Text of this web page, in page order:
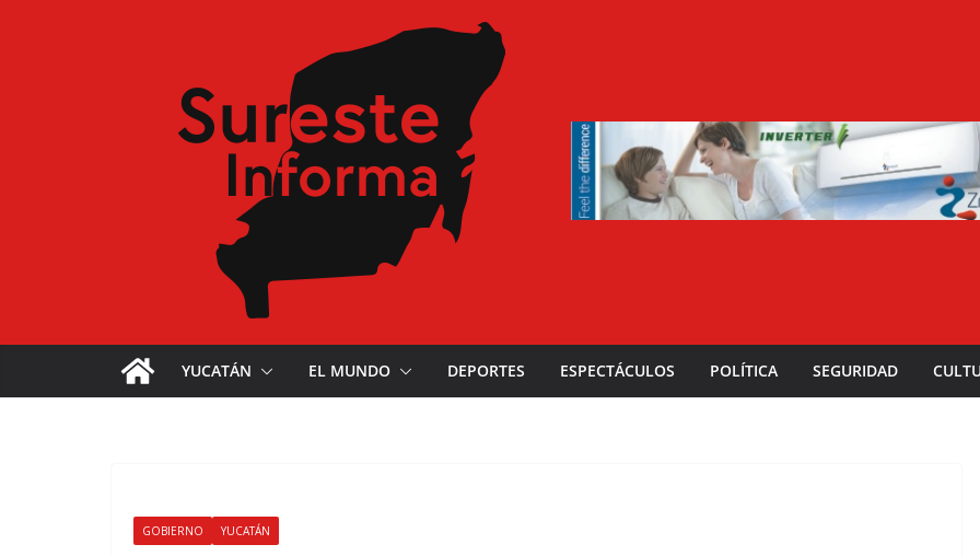
YUCATÁN EL MUNDO DEPORTES ESPECTÁCULOS POLÍTICA SEGURIDAD
GOBIERNO YUCATÁN